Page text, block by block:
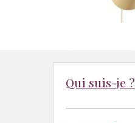
Qui suis-je ?